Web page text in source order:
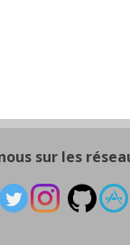
sur les